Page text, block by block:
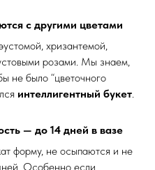
с другими цветами
хризантемой,
розами. Мы знаем,
не было “цветочного
интеллигентный букет.
— до 14 дней в вазе
форму, не осыпаются и не
Особенно если